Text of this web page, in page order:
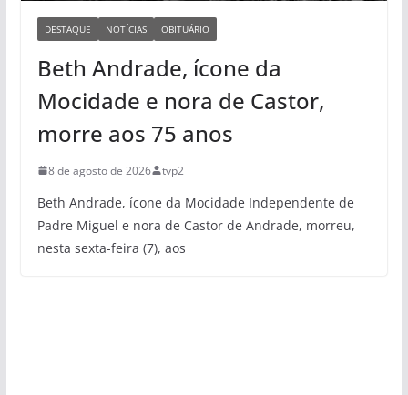
DESTAQUE NOTÍCIAS OBITUÁRIO
Beth Andrade, ícone da
Mocidade e nora de Castor,
morre aos 75 anos
8 de agosto de 2026 tvp2
Beth Andrade, ícone da Mocidade Independente de
Padre Miguel e nora de Castor de Andrade, morreu,
nesta sexta-feira (7), aos